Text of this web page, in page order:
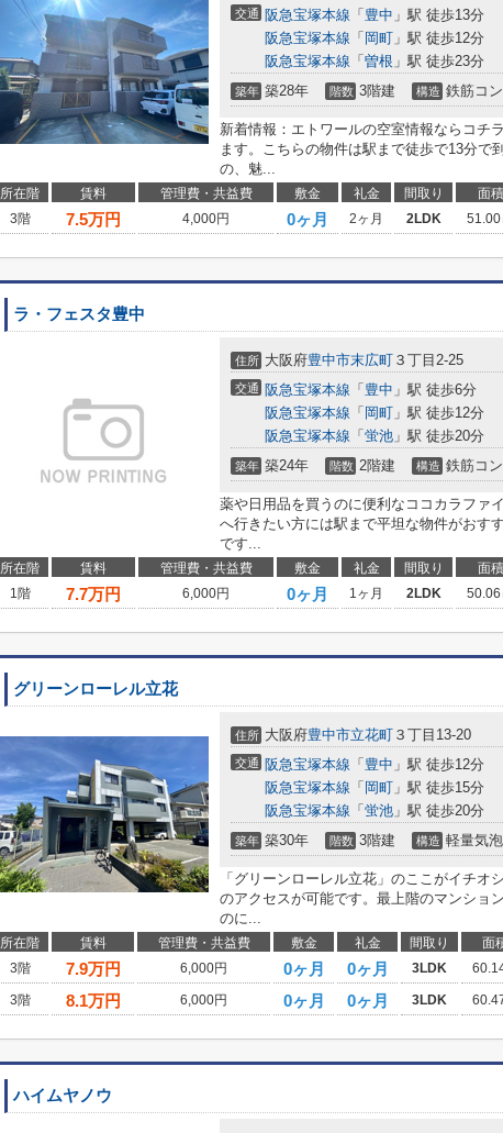
交通 阪急宝塚本線 「 豊中 」駅 徒歩13分
阪急宝塚本線 「 岡町 」駅 徒歩12分
阪急宝塚本線 「 曽根 」駅 徒歩23分
築年 築28年 階数 3階建 構造 鉄筋コ
新着情報：エトワールの空室情報ならコチ
ます。こちらの物件は駅まで徒歩で13分で
の、魅...
所在階 賃料 管理費・共益費 敷金 礼金 間取り 面積
3階
7.5万円 4,000円 0ヶ月 2ヶ月 2LDK 51.00
ラ・フェスタ豊中
住所 大阪府豊中市末広町 ３丁目2-25
交通 阪急宝塚本線 「 豊中 」駅 徒歩6分
阪急宝塚本線 「 岡町 」駅 徒歩12分
阪急宝塚本線 「 蛍池 」駅 徒歩20分
築年 築24年 階数 2階建 構造 鉄筋コ
薬や日用品を買うのに便利なココカラファ
へ行きたい方には駅まで平坦な物件がおす
です...
所在階 賃料 管理費・共益費 敷金 礼金 間取り 面積
1階
7.7万円 6,000円 0ヶ月 1ヶ月 2LDK 50.06
グリーンローレル立花
住所 大阪府豊中市立花町 ３丁目13-20
交通 阪急宝塚本線 「 豊中 」駅 徒歩12分
阪急宝塚本線 「 岡町 」駅 徒歩15分
阪急宝塚本線 「 蛍池 」駅 徒歩20分
築年 築30年 階数 3階建 構造 軽量気
「グリーンローレル立花」のここがイチオ
のアクセスが可能です。最上階のマンショ
のに...
所在階 賃料 管理費・共益費 敷金 礼金 間取り 面
3階
7.9万円 6,000円 0ヶ月 0ヶ月 3LDK
3階
8.1万円 6,000円 0ヶ月 0ヶ月 3LDK
ハイムヤノウ